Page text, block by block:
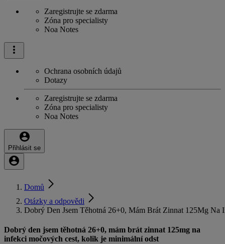
Zaregistrujte se zdarma
Zóna pro specialisty
Noa Notes
Ochrana osobních údajů
Dotazy
Zaregistrujte se zdarma
Zóna pro specialisty
Noa Notes
Přihlásit se
Domů
Otázky a odpovědi
Dobrý Den Jsem Těhotná 26+0, Mám Brát Zinnat 125Mg
Dobrý den jsem těhotná 26+0, mám brát zinnat 125mg na
infekci močových cest, kolik je minimální odst